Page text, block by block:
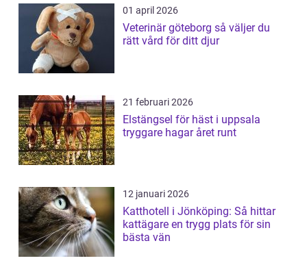
01 april 2026
Veterinär göteborg så väljer du
rätt vård för ditt djur
21 februari 2026
Elstängsel för häst i uppsala
tryggare hagar året runt
12 januari 2026
Katthotell i Jönköping: Så hittar
kattägare en trygg plats för sin
bästa vän